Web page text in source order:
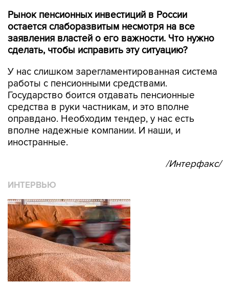
Рынок пенсионных инвестиций в России
остается слаборазвитым несмотря на все
заявления властей о его важности. Что нужно
сделать, чтобы исправить эту ситуацию?
У нас слишком зарегламентированная система
работы с пенсионными средствами.
Государство боится отдавать пенсионные
средства в руки частникам, и это вполне
оправдано. Необходим тендер, у нас есть
вполне надежные компании. И наши, и
иностранные.
/Интерфакс/
ИНТЕРВЬЮ